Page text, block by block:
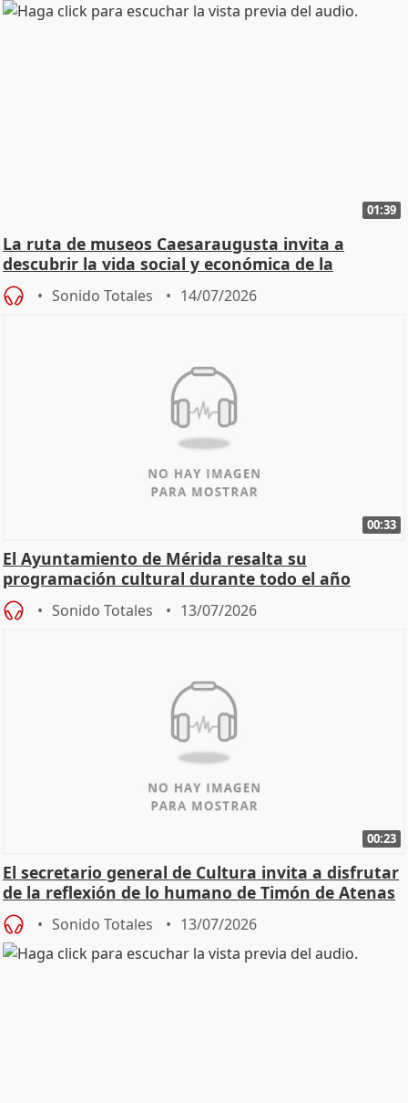
01:39
La ruta de museos Caesaraugusta invita a
descubrir la vida social y económica de la
Zaragoza ro
Sonido Totales 14/07/2026
00:33
El Ayuntamiento de Mérida resalta su
programación cultural durante todo el año
Sonido Totales 13/07/2026
00:23
El secretario general de Cultura invita a disfrutar
de la reflexión de lo humano de Timón de Atenas
Sonido Totales 13/07/2026